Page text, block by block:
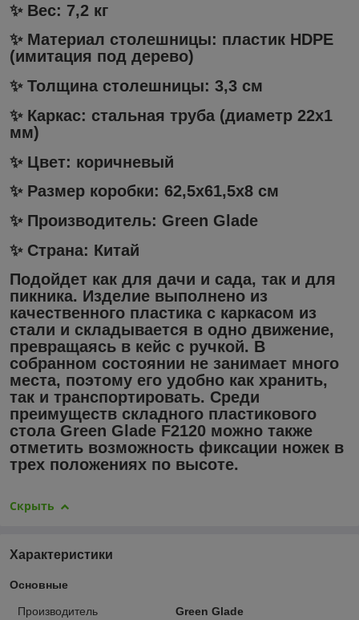
✨ Вес: 7,2 кг
✨ Материал столешницы: пластик HDPE
(имитация под дерево)
✨ Толщина столешницы: 3,3 см
✨ Каркас: стальная труба (диаметр 22х1
мм)
✨ Цвет: коричневый
✨ Размер коробки: 62,5х61,5х8 см
✨ Производитель: Green Glade
✨ Страна: Китай
Подойдет как для дачи и сада, так и для
пикника. Изделие выполнено из
качественного пластика с каркасом из
стали и складывается в одно движение,
превращаясь в кейс с ручкой. В
собранном состоянии не занимает много
места, поэтому его удобно как хранить,
так и транспортировать. Среди
преимуществ складного пластикового
стола Green Glade F2120 можно также
отметить возможность фиксации ножек в
трех положениях по высоте.
Скрыть
Характеристики
Основные
Производитель
Green Glade